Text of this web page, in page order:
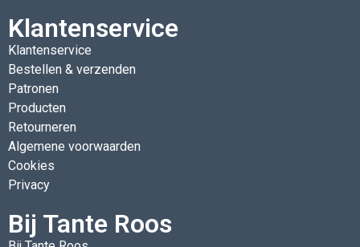
Klantenservice
Klantenservice
Bestellen & verzenden
Patronen
Producten
Retourneren
Algemene voorwaarden
Cookies
Privacy
Bij Tante Roos